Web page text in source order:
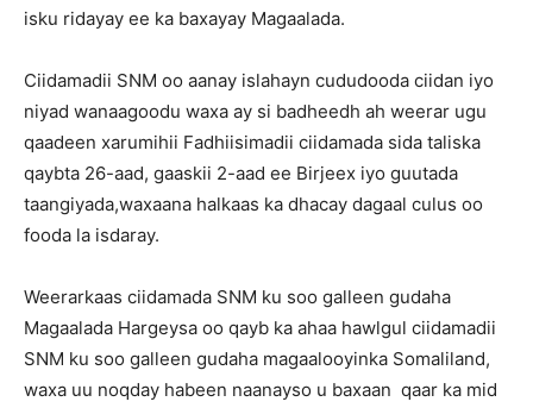
isku ridayay ee ka baxayay Magaalada.
Ciidamadii SNM oo aanay islahayn cududooda ciidan iyo
niyad wanaagoodu waxa ay si badheedh ah weerar ugu
qaadeen xarumihii Fadhiisimadii ciidamada sida taliska
qaybta 26-aad, gaaskii 2-aad ee Birjeex iyo guutada
taangiyada,waxaana halkaas ka dhacay dagaal culus oo
fooda la isdaray.
Weerarkaas ciidamada SNM ku soo galleen gudaha
Magaalada Hargeysa oo qayb ka ahaa hawlgul ciidamadii
SNM ku soo galleen gudaha magaalooyinka Somaliland,
waxa uu noqday habeen naanayso u baxaan qaar ka mid